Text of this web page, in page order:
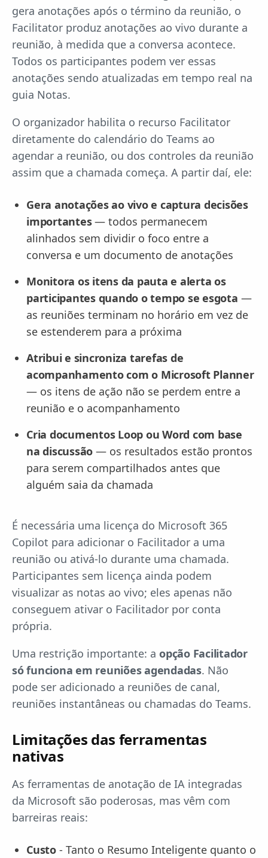
gera anotações após o término da reunião, o
Facilitator produz anotações ao vivo durante a
reunião, à medida que a conversa acontece.
Todos os participantes podem ver essas
anotações sendo atualizadas em tempo real na
guia Notas.
O organizador habilita o recurso Facilitator
diretamente do calendário do Teams ao
agendar a reunião, ou dos controles da reunião
assim que a chamada começa. A partir daí, ele:
Gera anotações ao vivo e captura decisões
importantes— todos permanecem
alinhados sem dividir o foco entre a
conversa e um documento de anotações
Monitora os itens da pauta e alerta os
participantes quando o tempo se esgota —
as reuniões terminam no horário em vez de
se estenderem para a próxima
Atribui e sincroniza tarefas de
acompanhamento com o Microsoft Planner
— os itens de ação não se perdem entre a
reunião e o acompanhamento
Cria documentos Loop ou Word com base
na discussão — os resultados estão prontos
para serem compartilhados antes que
alguém saia da chamada
É necessária uma licença do Microsoft 365
Copilot para adicionar o Facilitador a uma
reunião ou ativá-lo durante uma chamada.
Participantes sem licença ainda podem
visualizar as notas ao vivo; eles apenas não
conseguem ativar o Facilitador por conta
própria.
Uma restrição importante: a opção Facilitador
só funciona em reuniões agendadas. Não
pode ser adicionado a reuniões de canal,
reuniões instantâneas ou chamadas do Teams.
Limitações das ferramentas
nativas
As ferramentas de anotação de IA integradas
da Microsoft são poderosas, mas vêm com
barreiras reais:
Custo- Tanto o Resumo Inteligente quanto o